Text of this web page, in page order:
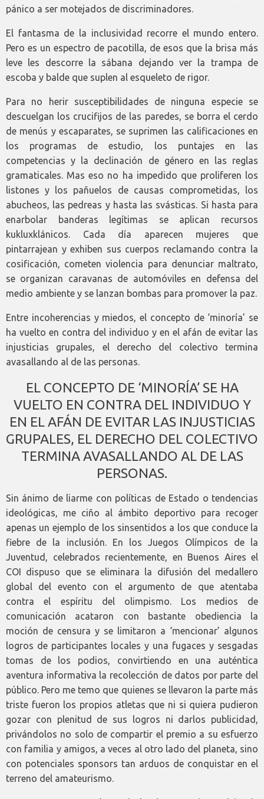
pánico a ser motejados de discriminadores.
El fantasma de la inclusividad recorre el mundo entero.
Pero es un espectro de pacotilla, de esos que la brisa más
leve les descorre la sábana dejando ver la trampa de
escoba y balde que suplen al esqueleto de rigor.
Para no herir susceptibilidades de ninguna especie se
descuelgan los crucifijos de las paredes, se borra el cerdo
de menús y escaparates, se suprimen las calificaciones en
los programas de estudio, los puntajes en las
competencias y la declinación de género en las reglas
gramaticales. Mas eso no ha impedido que proliferen los
listones y los pañuelos de causas comprometidas, los
abucheos, las pedreas y hasta las svásticas. Si hasta para
enarbolar banderas legítimas se aplican recursos
kukluxklánicos. Cada día aparecen mujeres que
pintarrajean y exhiben sus cuerpos reclamando contra la
cosificación, cometen violencia para denunciar maltrato,
se organizan caravanas de automóviles en defensa del
medio ambiente y se lanzan bombas para promover la paz.
Entre incoherencias y miedos, el concepto de ‘minoría’ se
ha vuelto en contra del individuo y en el afán de evitar las
injusticias grupales, el derecho del colectivo termina
avasallando al de las personas.
EL CONCEPTO DE ‘MINORÍA’ SE HA
VUELTO EN CONTRA DEL INDIVIDUO Y
EN EL AFÁN DE EVITAR LAS INJUSTICIAS
GRUPALES, EL DERECHO DEL COLECTIVO
TERMINA AVASALLANDO AL DE LAS
PERSONAS.
Sin ánimo de liarme con políticas de Estado o tendencias
ideológicas, me ciño al ámbito deportivo para recoger
apenas un ejemplo de los sinsentidos a los que conduce la
fiebre de la inclusión. En los Juegos Olímpicos de la
Juventud, celebrados recientemente, en Buenos Aires el
COI dispuso que se eliminara la difusión del medallero
global del evento con el argumento de que atentaba
contra el espíritu del olimpismo. Los medios de
comunicación acataron con bastante obediencia la
moción de censura y se limitaron a ‘mencionar’ algunos
logros de participantes locales y una fugaces y sesgadas
tomas de los podios, convirtiendo en una auténtica
aventura informativa la recolección de datos por parte del
público. Pero me temo que quienes se llevaron la parte más
triste fueron los propios atletas que ni si quiera pudieron
gozar con plenitud de sus logros ni darlos publicidad,
privándolos no solo de compartir el premio a su esfuerzo
con familia y amigos, a veces al otro lado del planeta, sino
con potenciales sponsors tan arduos de conquistar en el
terreno del amateurismo.